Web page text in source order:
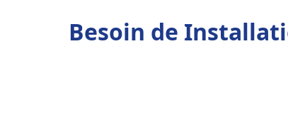
Besoin de